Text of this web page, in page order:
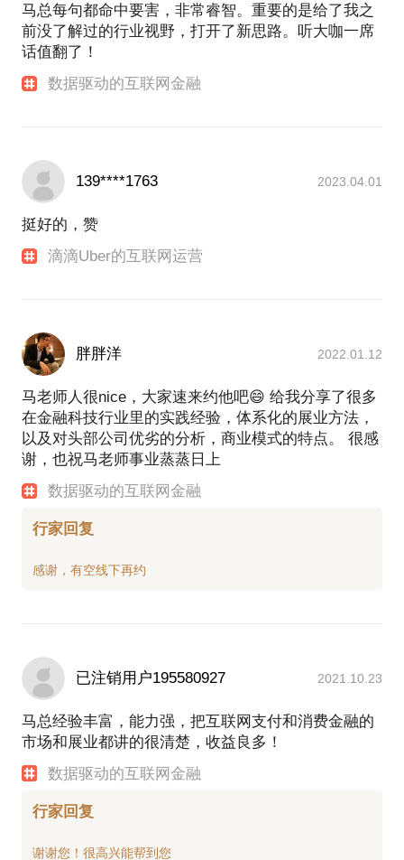
马总每句都命中要害，非常睿智。重要的是给了我之
前没了解过的行业视野，打开了新思路。听大咖一席
话值翻了！
数据驱动的互联网金融
139****1763 2023.04.01
挺好的，赞
滴滴Uber的互联网运营
胖胖洋 2022.01.12
马老师人很nice，大家速来约他吧😄 给我分享了很多
在金融科技行业里的实践经验，体系化的展业方法，
以及对头部公司优劣的分析，商业模式的特点。 很感
谢，也祝马老师事业蒸蒸日上
数据驱动的互联网金融
行家回复
已注销用户195580927 2021.10.23
马总经验丰富，能力强，把互联网支付和消费金融的
市场和展业都讲的很清楚，收益良多！
数据驱动的互联网金融
行家回复